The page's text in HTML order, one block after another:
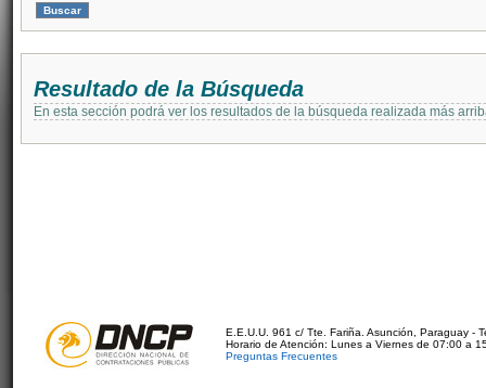
Resultado de la Búsqueda
En esta sección podrá ver los resultados de la búsqueda realizada más
E.E.U.U. 961 c/ Tte. Fariña. Asunción, Paraguay -
Horario de Atención: Lunes a Viernes de 07:00 a
Preguntas Frecuentes